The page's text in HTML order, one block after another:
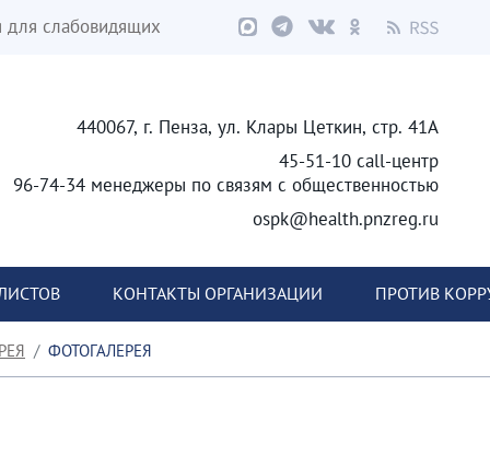
для слабовидящих
440067, г. Пенза, ул. Клары Цеткин, стр. 41А
45-51-10 call-центр
96-74-34 менеджеры по связям с общественностью
ospk@health.pnzreg.ru
КОНТАКТЫ ОРГАНИЗАЦИИ ПРОТИВ
ФОТОГАЛЕРЕЯ